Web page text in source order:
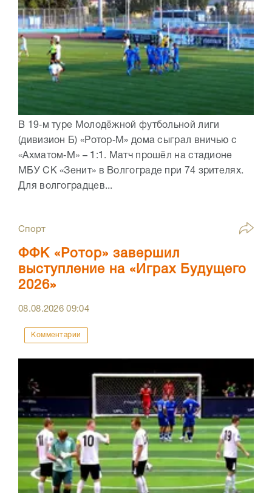
В 19‑м туре Молодёжной футбольной лиги
(дивизион Б) «Ротор‑М» дома сыграл вничью с
«Ахматом‑М» – 1:1. Матч прошёл на стадионе
МБУ СК «Зенит» в Волгограде при 74 зрителях.
Для волгоградцев...
Спорт
ФФК «Ротор» завершил
выступление на «Играх Будущего
2026»
08.08.202609:04
Комментарии